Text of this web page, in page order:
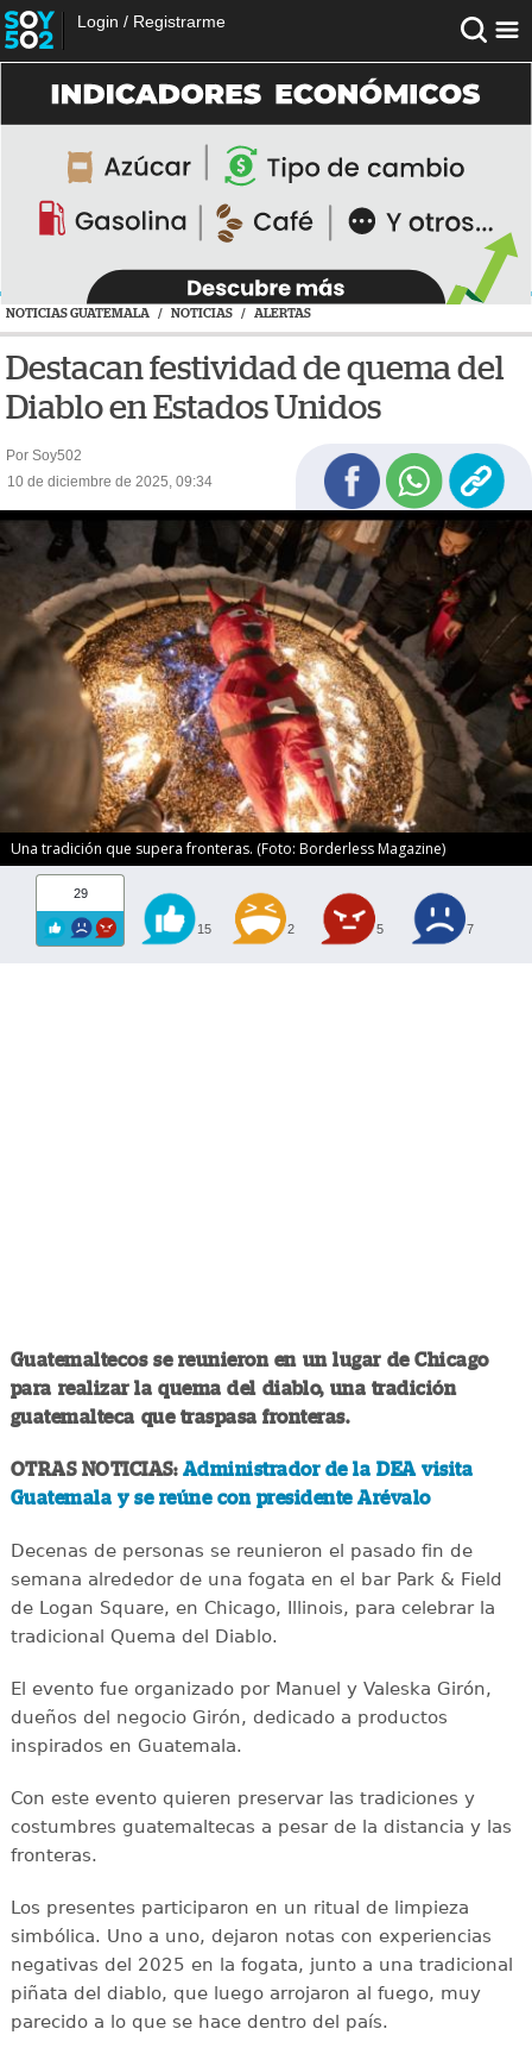
Login / Registrarme
NOTICIAS GUATEMALA / NOTICIAS / ALERTAS
Destacan festividad de quema del
Diablo en Estados Unidos
Por Soy502
10 de diciembre de 2025, 09:34
Una tradición que supera fronteras. (Foto: Borderless Magazine)
29
15 2 5 7
Guatemaltecos se reunieron en un lugar de Chicago
para realizar la quema del diablo, una tradición
guatemalteca que traspasa fronteras.
OTRAS NOTICIAS: Administrador de la DEA visita
Guatemala y se reúne con presidente Arévalo
Decenas de personas se reunieron el pasado fin de
semana alrededor de una fogata en el bar Park & Field
de Logan Square, en Chicago, Illinois, para celebrar la
tradicional Quema del Diablo.
El evento fue organizado por Manuel y Valeska Girón,
dueños del negocio Girón, dedicado a productos
inspirados en Guatemala.
Con este evento quieren preservar las tradiciones y
costumbres guatemaltecas a pesar de la distancia y las
fronteras.
Los presentes participaron en un ritual de limpieza
simbólica. Uno a uno, dejaron notas con experiencias
negativas del 2025 en la fogata, junto a una tradicional
piñata del diablo, que luego arrojaron al fuego, muy
parecido a lo que se hace dentro del país.